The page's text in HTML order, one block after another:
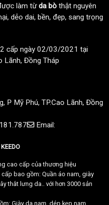
làm từda bò thật nguyên
dẻo dai, bền, đẹp, sang trọng
cấp ngày 02/03/2021 tại
Lãnh, Đồng Tháp
P Mỹ Phú, TP.Cao Lãnh, Đồng
Email:
cao cấp của thương hiệu
cấp bao gồm: Quần áo nam, giày
thắt lưng da.. với hơn 3000 sản
Giày da nam, dép kẹp nam,